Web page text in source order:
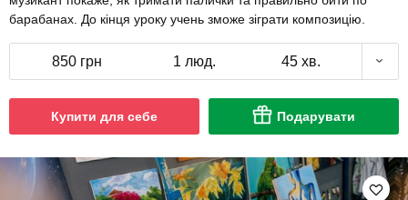
барабанах. До кінця уроку учень зможе зіграти композицію.
850 грн 1 люд. 45 хв.
Купити для себе Подарувати